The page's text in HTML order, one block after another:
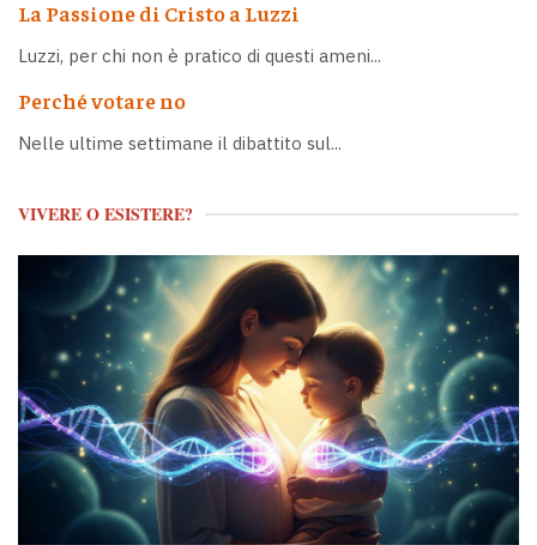
La Passione di Cristo a Luzzi
Luzzi, per chi non è pratico di questi ameni...
Perché votare no
Nelle ultime settimane il dibattito sul...
VIVERE O ESISTERE?